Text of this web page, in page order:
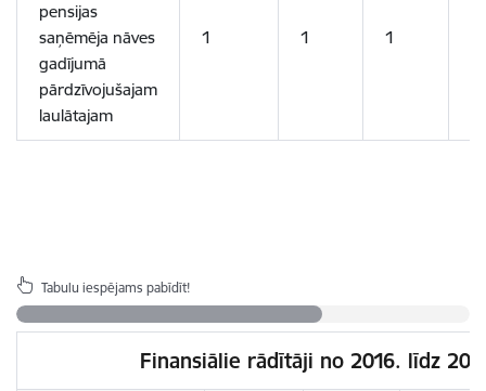
pensijas
saņēmēja nāves
gadījumā
pārdzīvojušajam
laulātajam
1 1 1
Tabulu iespējams pabīdīt!
Finansiālie rādītāji no 2016. līdz